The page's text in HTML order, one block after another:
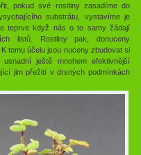
pokud své rostliny zasadíme do
substrátu, vystavíme je
teprve když nás o to samy žádají
listů. Rostliny pak, donuceny
tomu účelu jsou nuceny zbudovat si
ještě mnohem efektivnější
jim přežití v drsných podmínkách